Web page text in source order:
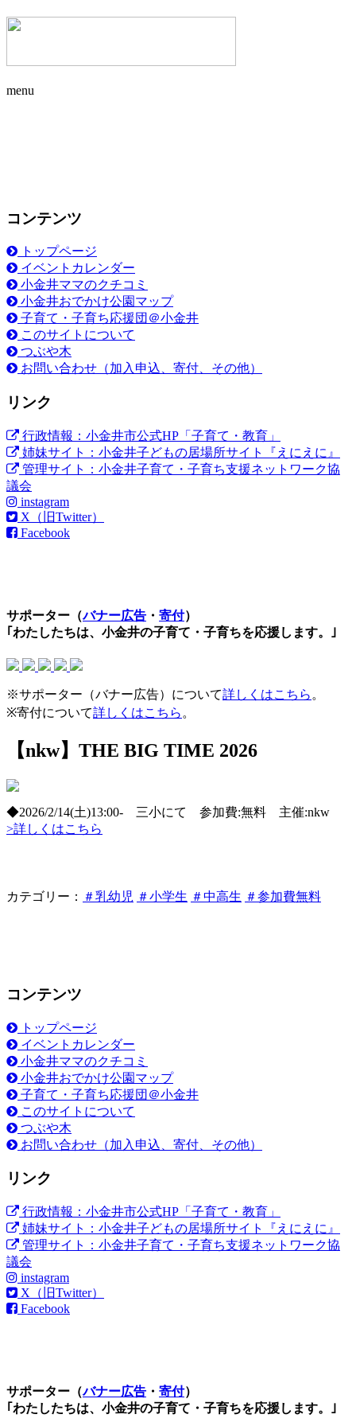
menu
コンテンツ
トップページ
イベントカレンダー
小金井ママのクチコミ
小金井おでかけ公園マップ
子育て・子育ち応援団＠小金井
このサイトについて
つぶや木
お問い合わせ（加入申込、寄付、その他）
リンク
行政情報：小金井市公式HP「子育て・教育」
姉妹サイト：小金井子どもの居場所サイト『えにえに』
管理サイト：小金井子育て・子育ち支援ネットワーク協
議会
instagram
X（旧Twitter）
Facebook
サポーター（バナー広告 ・ 寄付）
｢わたしたちは、小金井の子育て・子育ちを応援します。｣
※サポーター（バナー広告）について詳しくはこちら 。
※寄付について詳しくはこちら 。
【nkw】THE BIG TIME 2026
◆2026/2/14(土)13:00- 三小にて 参加費:無料 主催:nkw
>詳しくはこちら
カテゴリー： ＃乳幼児 ＃小学生 ＃中高生 ＃参加費無料
コンテンツ
トップページ
イベントカレンダー
小金井ママのクチコミ
小金井おでかけ公園マップ
子育て・子育ち応援団＠小金井
このサイトについて
つぶや木
お問い合わせ（加入申込、寄付、その他）
リンク
行政情報：小金井市公式HP「子育て・教育」
姉妹サイト：小金井子どもの居場所サイト『えにえに』
管理サイト：小金井子育て・子育ち支援ネットワーク協
議会
instagram
X（旧Twitter）
Facebook
サポーター（バナー広告 ・ 寄付）
｢わたしたちは、小金井の子育て・子育ちを応援します。｣